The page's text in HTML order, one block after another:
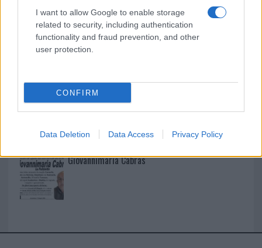
I want to allow Google to enable storage
related to security, including authentication
functionality and fraud prevention, and other
user protection.
CONFIRM
Data Deletion Data Access Privacy Policy
I nostri cari
I nostri cari
Giovannimaria Cabras